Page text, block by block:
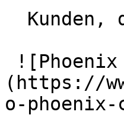
(https://
o-